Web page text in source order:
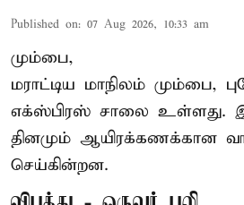
Published on: 07 Aug 2026, 10:33 am
மும்பை,
மராட்டிய மாநிலம் மும்பை,
எக்ஸ்பிரஸ் சாலை உள்ளது.
தினமும் ஆயிரக்கணக்கான
செய்கின்றன.